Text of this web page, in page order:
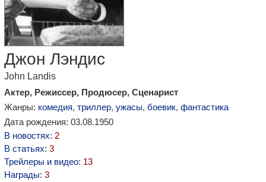
Джон Лэндис
John Landis
Актер, Режиссер, Продюсер, Сценарист
Жанры: комедия, триллер, ужасы, боевик, фантастика
Дата рождения: 03.08.1950
В новостях: 2
В статьях: 3
Трейлеры и видео: 13
Награды: 3